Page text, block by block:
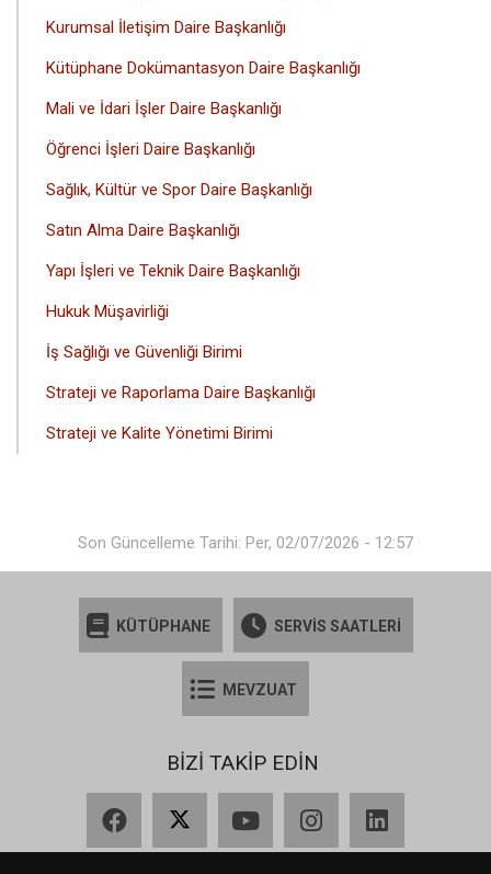
Kurumsal İletişim Daire Başkanlığı
Kütüphane Dokümantasyon Daire Başkanlığı
Mali ve İdari İşler Daire Başkanlığı
Öğrenci İşleri Daire Başkanlığı
Sağlık, Kültür ve Spor Daire Başkanlığı
Satın Alma Daire Başkanlığı
Yapı İşleri ve Teknik Daire Başkanlığı
Hukuk Müşavirliği
İş Sağlığı ve Güvenliği Birimi
Strateji ve Raporlama Daire Başkanlığı
Strateji ve Kalite Yönetimi Birimi
Son Güncelleme Tarihi: Per, 02/07/2026 - 12:57
KÜTÜPHANE SERVİS SAATLERİ
MEVZUAT
BİZİ TAKİP EDİN